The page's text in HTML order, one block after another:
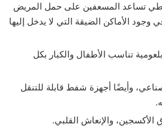
تساعد المسعفين على حمل المريض
وجود الأماكن الضيقة التي لا يدخل إليها
تناسب الأطفال والكبار بكل
وأيضًا أجهزة شفط قابلة للتنقل
الأكسجين، والإنعاش القلبي.